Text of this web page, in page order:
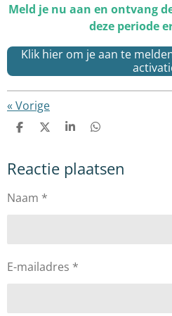
Meld je nu aan en ontvang
deze periode
Klik hier om je aan te
«Vorige
D
e
n
D
l
S
r
e
D
e
n
Reactie plaatsen
Naam *
E-mailadres *